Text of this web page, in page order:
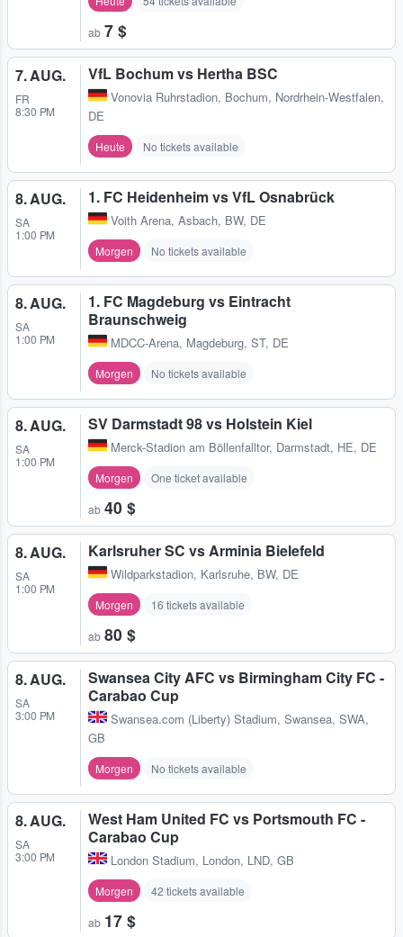
ab 7 $
7. AUG.
FR
8:30 PM
VfL Bochum vs Hertha BSC
Vonovia Ruhrstadion, Bochum, Nordrhein-Westfalen,
DE
Heute No tickets available
8. AUG.
SA
1:00 PM
1. FC Heidenheim vs VfL Osnabrück
Voith Arena, Asbach, BW, DE
Morgen No tickets available
8. AUG.
SA
1:00 PM
1. FC Magdeburg vs Eintracht
Braunschweig
MDCC-Arena, Magdeburg, ST, DE
Morgen No tickets available
8. AUG.
SA
1:00 PM
SV Darmstadt 98 vs Holstein Kiel
Merck-Stadion am Böllenfalltor, Darmstadt, HE, DE
Morgen One ticket available
ab 40 $
8. AUG.
SA
1:00 PM
Karlsruher SC vs Arminia Bielefeld
Wildparkstadion, Karlsruhe, BW, DE
Morgen 16 tickets available
ab 80 $
8. AUG.
SA
3:00 PM
Swansea City AFC vs Birmingham City FC -
Carabao Cup
Swansea.com (Liberty) Stadium, Swansea, SWA,
GB
Morgen No tickets available
8. AUG.
SA
3:00 PM
West Ham United FC vs Portsmouth FC -
Carabao Cup
London Stadium, London, LND, GB
Morgen 42 tickets available
ab 17 $